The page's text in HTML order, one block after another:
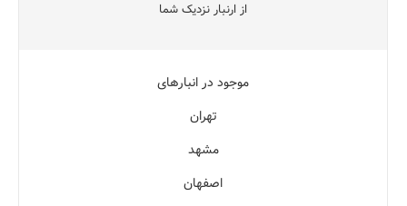
از ارنبار نزدیک شما
موجود در انبارهای
تهران
مشهد
اصفهان